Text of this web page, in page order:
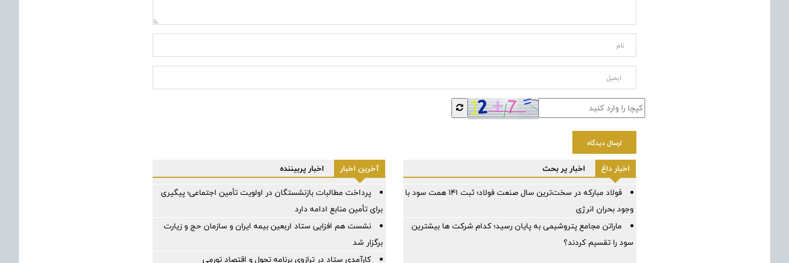
ارسال دیدگاه
اخبار داغ
اخبار پر بحث
فولاد مبارکه در سخت‌ترین سال صنعت فولاد؛ ثبت ۱۴۱ همت سود با
وجود بحران انرژی
ماراتن مجامع پتروشیمی به پایان رسید؛ کدام شرکت ها بیشترین
سود را تقسیم کردند؟
آخرین اخبار
اخبار پربیننده
پرداخت مطالبات بازنشستگان در اولویت تأمین اجتماعی؛ پیگیری
برای تأمین منابع ادامه دارد
نشست هم افزایی ستاد اربعین بیمه ایران و سازمان حج و زیارت
برگزار شد
کارآمدی ستاد در ترازوی برنامه تحول و اقتصاد تورمی